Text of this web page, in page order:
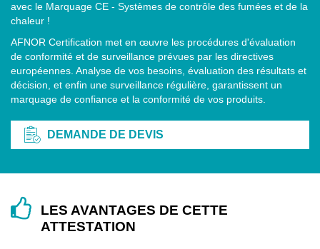
avec le Marquage CE - Systèmes de contrôle des fumées et de la
chaleur !
AFNOR Certification met en œuvre les procédures d'évaluation
de conformité et de surveillance prévues par les directives
européennes. Analyse de vos besoins, évaluation des résultats et
décision, et enfin une surveillance régulière, garantissent un
marquage de confiance et la conformité de vos produits.
DEMANDE DE DEVIS
LES AVANTAGES DE CETTE
ATTESTATION